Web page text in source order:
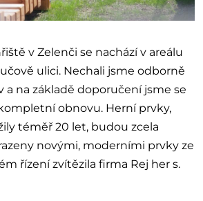
v Zelenči se nachází v areálu
ulici. Nechali jsme odborně
a na základě doporučení jsme se
obnovu. Herní prvky,
téměř 20 let, budou zcela
novými, moderními prvky ze
řízení zvítězila firma Rej her s.